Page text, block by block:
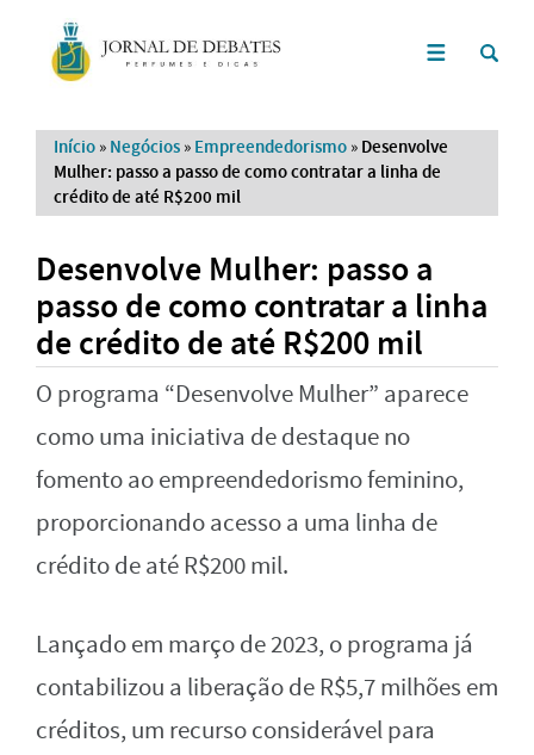
Início » Negócios » Empreendedorismo » Desenvolve
Mulher: passo a passo de como contratar a linha de
crédito de até R$200 mil
Desenvolve Mulher: passo a
passo de como contratar a linha
de crédito de até R$200 mil
O programa “Desenvolve Mulher” aparece
como uma iniciativa de destaque no
fomento ao empreendedorismo feminino,
proporcionando acesso a uma linha de
crédito de até R$200 mil.
Lançado em março de 2023, o programa já
contabilizou a liberação de R$5,7 milhões em
créditos, um recurso considerável para